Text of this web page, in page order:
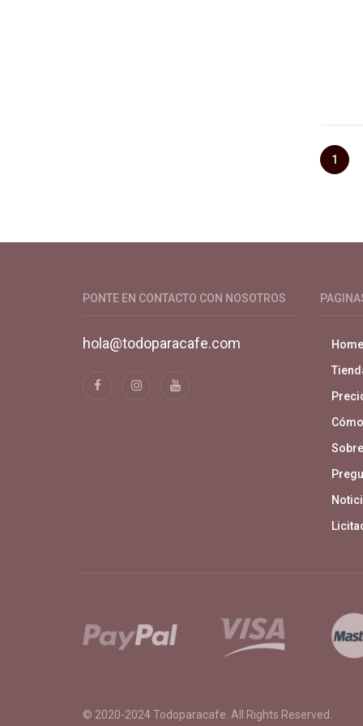
1
PONTE EN CONTACTO CON NOSOTROS
hola@todoparacafe.com
Home
© 2020-2024Todoparacafe . All Rights Reserved.